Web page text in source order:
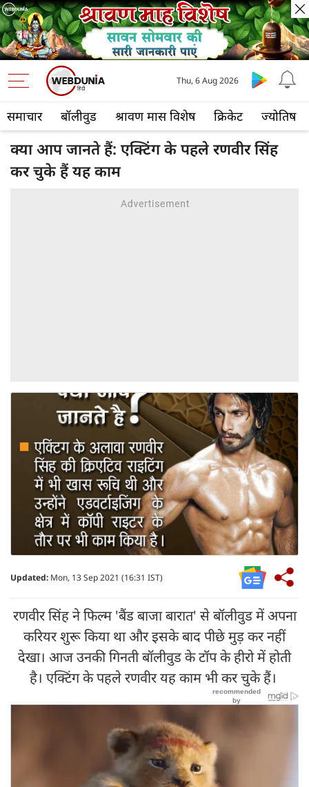
समाचार बॉलीवुड श्रावण मास विशेष क्रिकेट ज्योतिष
Thu, 6 Aug 2026
क्या आप जानते हैं: एक्टिंग के पहले रणवीर सिंह
कर चुके हैं यह काम
Updated: Mon, 13 Sep 2021 (16:31 IST)
रणवीर सिंह ने फिल्म 'बैंड बाजा बारात' से बॉलीवुड में अपना
करियर शुरू किया था और इसके बाद पीछे मुड़ कर नहीं
देखा। आज उनकी गिनती बॉलीवुड के टॉप के हीरो में होती
है। एक्टिंग के पहले रणवीर यह काम भी कर चुके हैं।